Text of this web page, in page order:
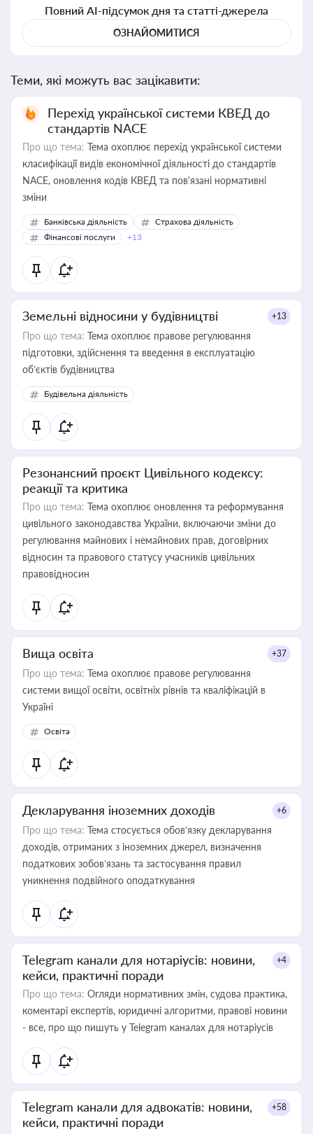
Повний AI-підсумок дня та статті-джерела
ОЗНАЙОМИТИСЯ
Теми, які можуть вас зацікавити:
Перехід української системи КВЕД до
стандартів NACE
Про що тема: Тема охоплює перехід української системи
класифікації видів економічної діяльності до стандартів
NACE, оновлення кодів КВЕД та пов'язані нормативні
зміни
Банківська діяльність
Страхова діяльність
Фінансові послуги
+13
Земельні відносини у будівництві +13
Про що тема: Тема охоплює правове регулювання
підготовки, здійснення та введення в експлуатацію
об’єктів будівництва
Будівельна діяльність
Резонансний проєкт Цивільного кодексу:
реакції та критика
Про що тема: Тема охоплює оновлення та реформування
цивільного законодавства України, включаючи зміни до
регулювання майнових і немайнових прав, договірних
відносин та правового статусу учасників цивільних
правовідносин
Вища освіта +37
Про що тема: Тема охоплює правове регулювання
системи вищої освіти, освітніх рівнів та кваліфікацій в
Україні
Освіта
Декларування іноземних доходів +6
Про що тема: Тема стосується обов’язку декларування
доходів, отриманих з іноземних джерел, визначення
податкових зобов’язань та застосування правил
уникнення подвійного оподаткування
Telegram канали для нотаріусів: новини,
кейси, практичні поради
+4
Про що тема: Огляди нормативних змін, судова практика,
коментарі експертів, юридичні алгоритми, правові новини
- все, про що пишуть у Telegram каналах для нотаріусів
Telegram канали для адвокатів: новини,
кейси, практичні поради
+58